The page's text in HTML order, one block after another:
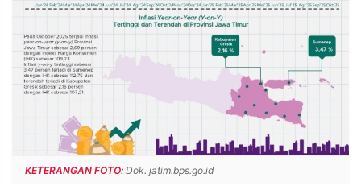
PRIVACY
POLICY WARGA
INFORMASI KIRIM
PENGADUAN TERM
OF
KETERANGAN FOTO: Dok. jatim.bps.go.id